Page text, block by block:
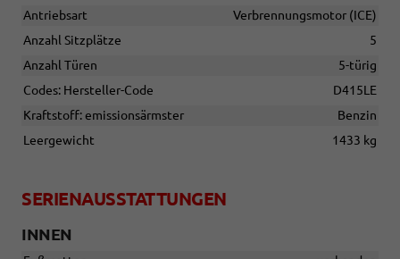
Antriebsart
Verbrennungsmotor (ICE)
Anzahl Sitzplätze
5
Anzahl Türen
5-türig
Codes: Hersteller-Code
D415LE
Kraftstoff: emissionsärmster
Benzin
Leergewicht
1433 kg
SERIENAUSSTATTUNGEN
INNEN